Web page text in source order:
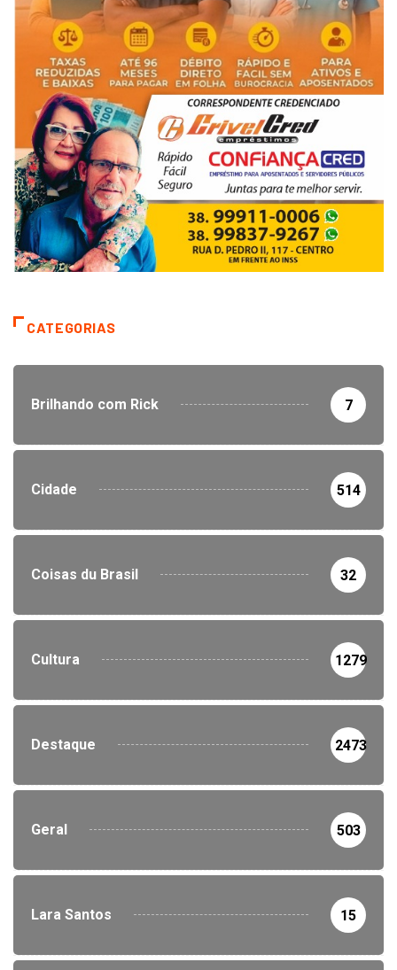
CATEGORIAS
Brilhando com Rick 7
Cidade 514
Coisas du Brasil 32
Cultura 1279
Destaque 2473
Geral 503
Lara Santos 15